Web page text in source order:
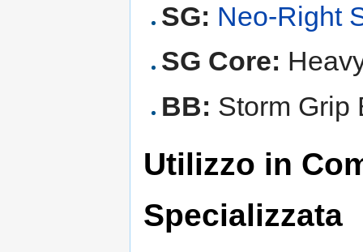
SG: Neo-Right
SG Core:
BB: Storm Grip
Utilizzo in
Specializzata